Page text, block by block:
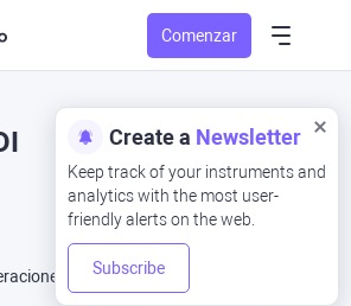
Comenzar
Create a Newsletter
Keep track of your instruments and
analytics with the most user-
friendly alerts on the web.
Subscribe
(UTC) -Abrir ahora